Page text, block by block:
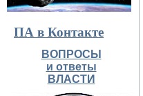
ПА в Контакте
ВОПРОСЫ
и ответы
ВЛАСТИ